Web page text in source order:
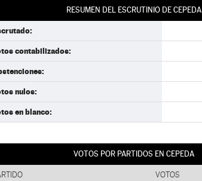
RESUMEN DEL ESCRUTINIO DE CEPEDA
contabilizados:
nulos:
en blanco:
VOTOS POR PARTIDOS EN CEPEDA
VOTOS